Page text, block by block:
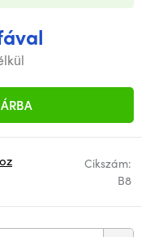
Cikszám:
B8